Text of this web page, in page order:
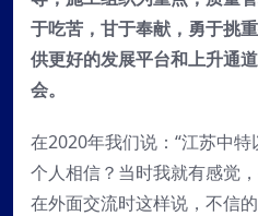
于吃苦，甘于奉献，勇于挑
供更好的发展平台和上升通
会。
在2020年我们说：“江苏中
个人相信？当时我就有感觉
在外面交流时这样说，不信